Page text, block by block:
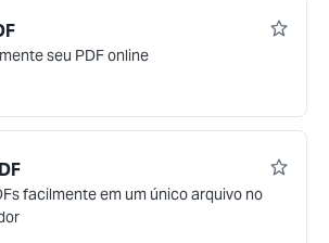
seu PDF online
facilmente em um único arquivo no